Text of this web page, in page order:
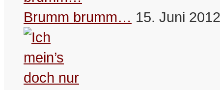
Brumm brumm… 15. Juni 2012